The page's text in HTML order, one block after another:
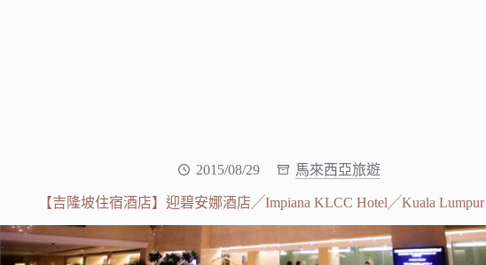
2015/08/29 馬來西亞旅遊
【吉隆坡住宿酒店】迎碧安娜酒店╱Impiana KLCC Hotel╱Kuala Lumpur